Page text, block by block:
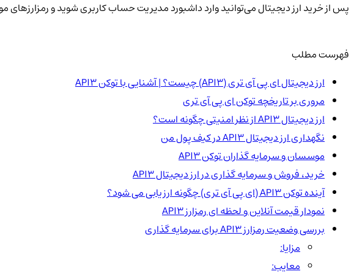
پس از خرید ارز دیجیتال می‌توانید وارد داشبورد مدیریت حساب کاربری شوید و
فهرست مطلب
ارز دیجیتال ای پی آی تری (API3) چیست؟ | آشنایی با توکن API3
مروری بر تاریخچه توکن ای پی آی تری
ارز دیجیتال API3 از نظر امنیتی چگونه است؟
نگهداری ارز دیجیتال API3 در کیف پول من
موسسان و سرمایه گذاران توکن API3
خرید، فروش و سرمایه گذاری در ارز دیجیتال API3
آینده توکن API3 (ای پی آی تری) چگونه ارزیابی می شود؟
نمودار قیمت آنلاین و لحظه ای رمزارز API3
بررسی وضعیت رمزارز API3 برای سرمایه گذاری
مزایا:
معایب: